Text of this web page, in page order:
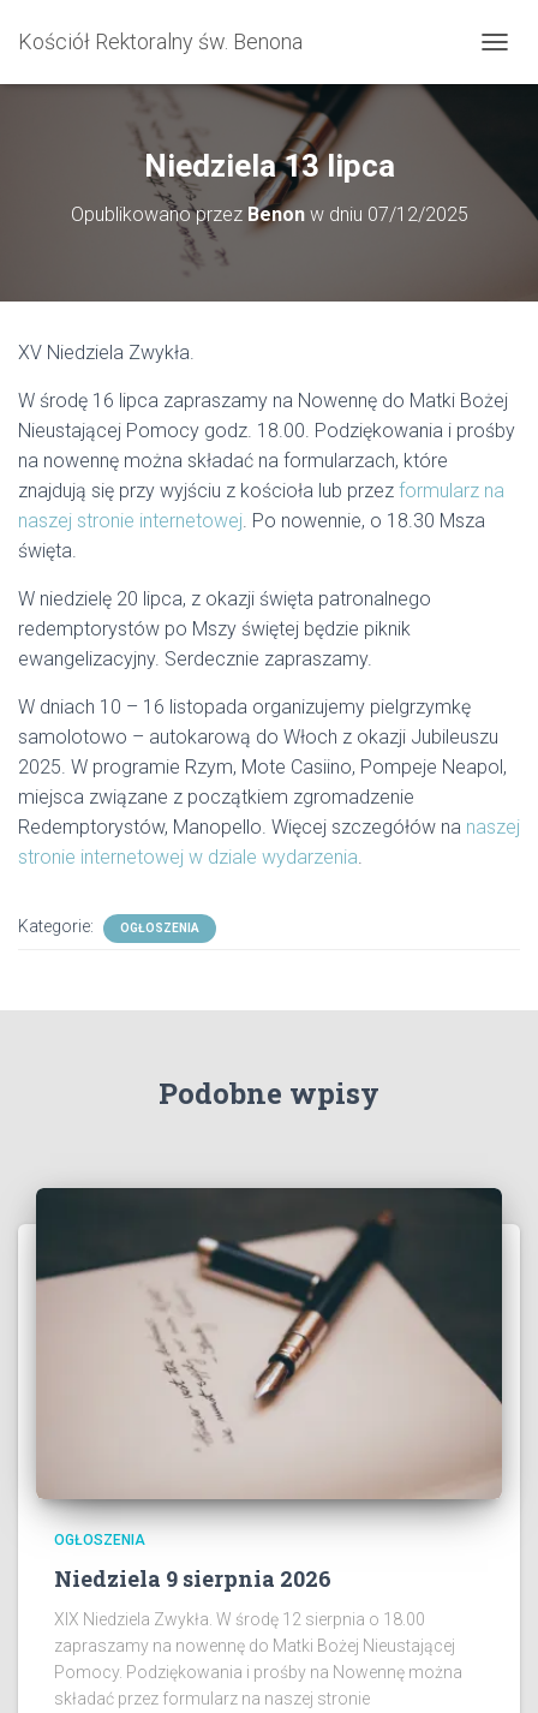
Kościół Rektoralny św. Benona
R
Ą
J
Ę
Niedziela 13 lipca
Opublikowano przez Benonw dniu 07/12/2025
XV Niedziela Zwykła.
W środę 16 lipca zapraszamy na Nowennę do Matki Bożej
Nieustającej Pomocy godz. 18.00. Podziękowania i prośby
na nowennę można składać na formularzach, które
znajdują się przy wyjściu z kościoła lub przez formularz na
naszej stronie internetowej. Po nowennie, o 18.30 Msza
święta.
W niedzielę 20 lipca, z okazji święta patronalnego
redemptorystów po Mszy świętej będzie piknik
ewangelizacyjny. Serdecznie zapraszamy.
W dniach 10 – 16 listopada organizujemy pielgrzymkę
samolotowo – autokarową do Włoch z okazji Jubileuszu
2025. W programie Rzym, Mote Casiino, Pompeje Neapol,
miejsca związane z początkiem zgromadzenie
Redemptorystów, Manopello. Więcej szczegółów na naszej
stronie internetowej w dziale wydarzenia.
Kategorie: OGŁOSZENIA
Podobne wpisy
OGŁOSZENIA
Niedziela 9 sierpnia 2026
XIX Niedziela Zwykła. W środę 12 sierpnia o 18.00
zapraszamy na nowennę do Matki Bożej Nieustającej
Pomocy. Podziękowania i prośby na Nowennę można
składać przez formularz na naszej stronie